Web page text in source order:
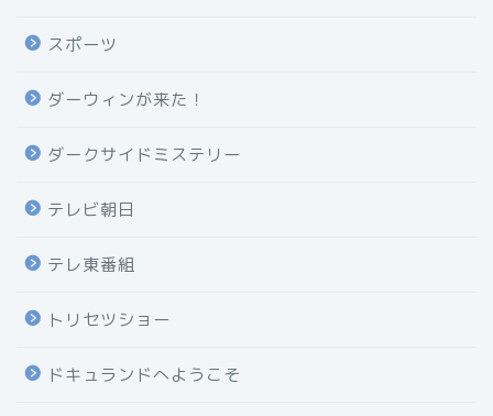
スポーツ
ダーウィンが来た！
ダークサイドミステリー
テレビ朝日
テレ東番組
トリセツショー
ドキュランドへようこそ